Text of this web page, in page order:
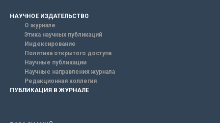
НАУЧНОЕ ИЗДАТЕЛЬСТВО
О журнале
Этика научных публикаций
Индексирование
Политика открытого доступа
Научные публикации
Научные направления журнала
Редакционная коллегия
ПУБЛИКАЦИЯ В ЖУРНАЛЕ